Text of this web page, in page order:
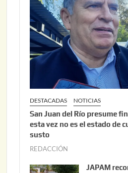
,
2
6
DESTACADAS NOTICIAS
San Juan del Río presume
esta vez no es el estado de
susto
REDACCIÓN
JAPAM